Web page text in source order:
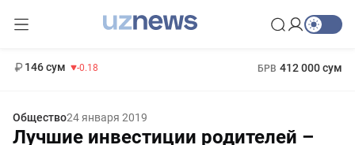
146 сум -0.18 БРВ 412 000 сум
Общество24 января 2019
Лучшие инвестиции родителей –